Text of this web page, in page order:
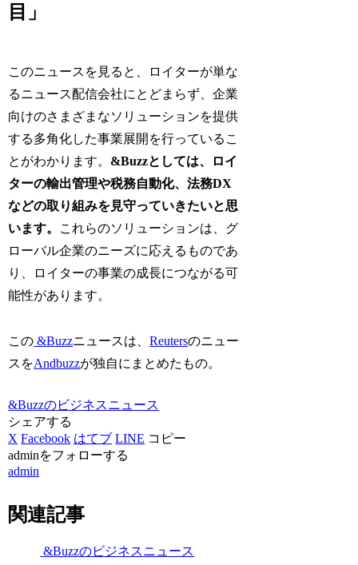
目」
このニュースを見ると、ロイターが単な
るニュース配信会社にとどまらず、企業
向けのさまざまなソリューションを提供
する多角化した事業展開を行っているこ
とがわかります。 &Buzzとしては、ロイ
ターの輸出管理や税務自動化、法務DX
などの取り組みを見守っていきたいと思
います。
これらのソリューションは、グ
ローバル企業のニーズに応えるものであ
り、ロイターの事業の成長につながる可
能性があります。
この &Buzzニュースは、Reutersのニュー
スをAndbuzzが独自にまとめたもの。
&Buzzのビジネスニュース
シェアする
X Facebook はてブ LINE コピー
adminをフォローする
admin
関連記事
&Buzzのビジネスニュース